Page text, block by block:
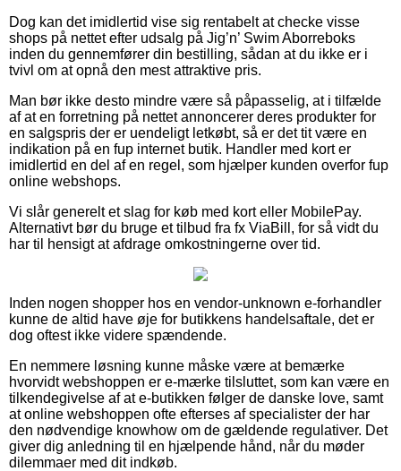
Dog kan det imidlertid vise sig rentabelt at checke visse
shops på nettet efter udsalg på Jig’n’ Swim Aborreboks
inden du gennemfører din bestilling, sådan at du ikke er i
tvivl om at opnå den mest attraktive pris.
Man bør ikke desto mindre være så påpasselig, at i tilfælde
af at en forretning på nettet annoncerer deres produkter for
en salgspris der er uendeligt letkøbt, så er det tit være en
indikation på en fup internet butik. Handler med kort er
imidlertid en del af en regel, som hjælper kunden overfor fup
online webshops.
Vi slår generelt et slag for køb med kort eller MobilePay.
Alternativt bør du bruge et tilbud fra fx ViaBill, for så vidt du
har til hensigt at afdrage omkostningerne over tid.
Inden nogen shopper hos en vendor-unknown e-forhandler
kunne de altid have øje for butikkens handelsaftale, det er
dog oftest ikke videre spændende.
En nemmere løsning kunne måske være at bemærke
hvorvidt webshoppen er e-mærke tilsluttet, som kan være en
tilkendegivelse af at e-butikken følger de danske love, samt
at online webshoppen ofte efterses af specialister der har
den nødvendige knowhow om de gældende regulativer. Det
giver dig anledning til en hjælpende hånd, når du møder
dilemmaer med dit indkøb.